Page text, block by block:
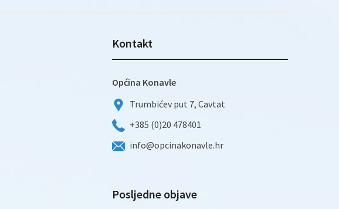
Kontakt
Općina Konavle
Trumbićev put 7, Cavtat
+385 (0)20 478401
info@opcinakonavle.hr
Posljedne objave